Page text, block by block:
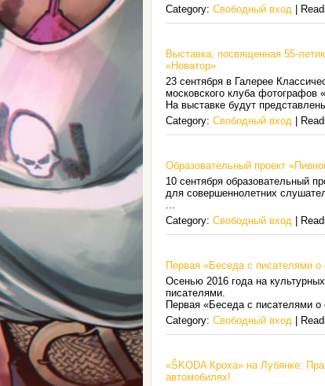
Category: Свободный вход |
Выставка, посвященная 55-
«Новатор»
23 сентября в Галерее
московского клуба фотографов
На выставке будут
Category: Свободный вход |
Образовательный проект
10 сентября образовательный
для совершеннолетних
...
Category: Свободный вход |
Первая «Беседа с писателями о
Осенью 2016 года на
писателями.
Первая «Беседа с писателями
Category: Свободный вход |
«ŠKODA Кроха» на Лубянке:
автомобилях!